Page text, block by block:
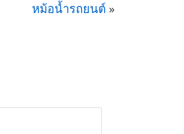
หม้อน้ำรถยนต์ »